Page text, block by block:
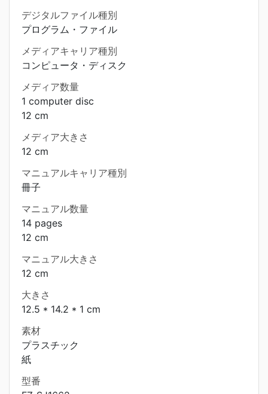
デジタルファイル種別
プログラム・ファイル
メディアキャリア種別
コンピュータ・ディスク
メディア数量
1 computer disc
12 cm
メディア大きさ
12 cm
マニュアルキャリア種別
冊子
マニュアル数量
14 pages
12 cm
マニュアル大きさ
12 cm
大きさ
12.5 * 14.2 * 1 cm
素材
プラスチック
紙
型番